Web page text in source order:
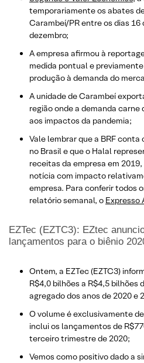
temporariamente os abates
Carambeí/PR entre os dias 16
dezembro;
A empresa afirmou à
medida pontual e
produção à demanda do
A unidade de Carambeí
região onde a demanda
aos impactos da pandemia;
Vale lembrar que a BRF conta
no Brasil e que o Halal
receitas da empresa em
notícia com impacto
empresa. Para conferir todos
relatório semanal, o Expresso
EZTec (EZTC3): EZtec
lançamentos para o biênio
Ontem, a EZTec (EZTC3)
R$4,0 bilhões a R$4,5 bilhões
agregado dos anos de 2020 e
O volume é exclusivamente
inclui os lançamentos de
terceiro trimestre de 2020;
Vemos como positivo dado a